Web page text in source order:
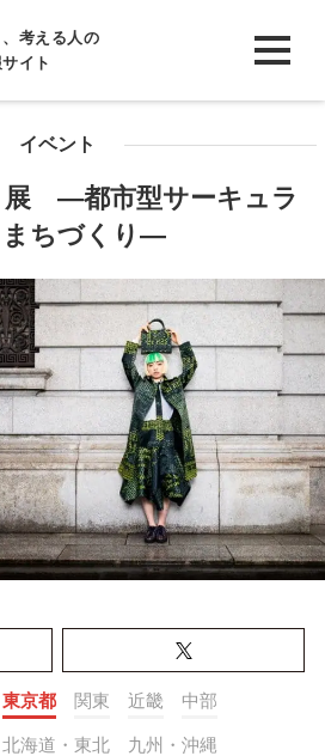
考える人の
イト
イベント
展 ―都市型サーキュラ
まちづくり―
東京都 関東 近畿 中部
北海道・東北 九州・沖縄